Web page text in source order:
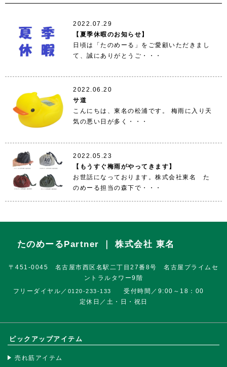
2022.07.29
【夏季休暇のお知らせ】
日頃は「たのめーる」をご愛顧いただきまし
て、誠にありがとうご・・・
2022.06.20
サ道
こんにちは、東名の松浦です。 梅雨に入り天
気の悪い日が多く・・・
2022.05.23
【もうすぐ梅雨がやってきます】
お世話になっております。株式会社東名 た
のめーる担当の森下で・・・
たのめーるPartner ｜ 株式会社 東名
〒451-0045 名古屋市西区名駅二丁目27番8号 名古屋プライムセ
ントラルタワー9階
フリーダイヤル／ 0120-233-133
受付時間／9:00～18：00
定休日／土・日・祝日
ピックアップアイテム
売れ筋アイテム